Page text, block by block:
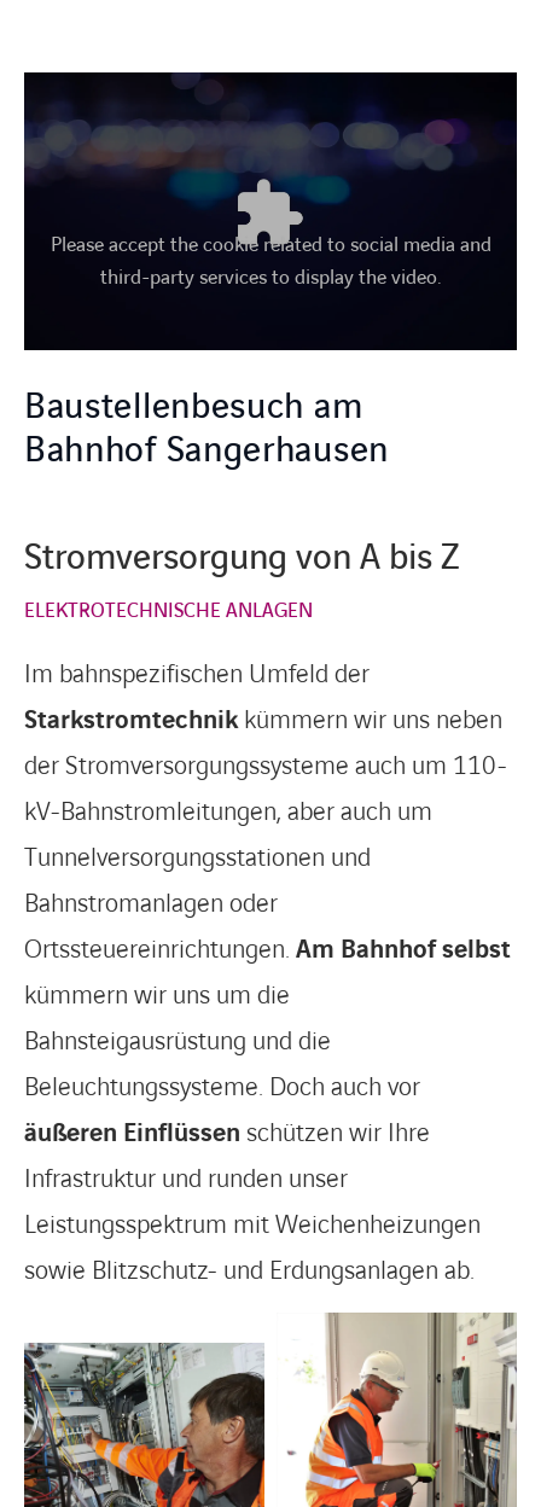
Baustellenbesuch am
Bahnhof Sangerhausen
Please accept the cookie related to social media and
third-party services to display the video.
Stromversorgung von A bis Z
ELEKTROTECHNISCHE ANLAGEN
Im bahnspezifischen Umfeld der
Starkstromtechnikkümmern wir uns neben
der Stromversorgungssysteme auch um 110-
kV-Bahnstromleitungen, aber auch um
Tunnelversorgungsstationen und
Bahnstromanlagen oder
Ortssteuereinrichtungen. Am Bahnhof selbst
kümmern wir uns um die
Bahnsteigausrüstung und die
Beleuchtungssysteme. Doch auch vor
äußeren Einflüssen schützen wir Ihre
Infrastruktur und runden unser
Leistungsspektrum mit Weichenheizungen
sowie Blitzschutz- und Erdungsanlagen ab.